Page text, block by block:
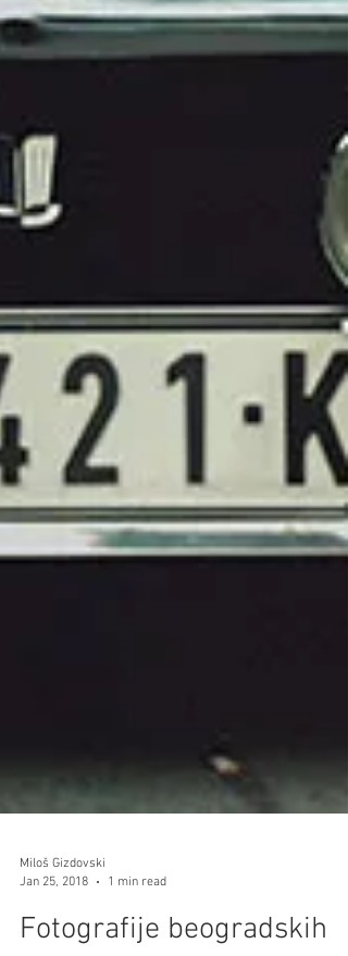
Miloš Gizdovski
Jan 25, 2018
1 min read